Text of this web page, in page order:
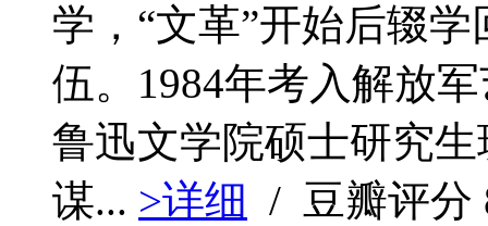
学，“文革”开始后辍
伍。1984年考入解放
鲁迅文学院硕士研究
谋... >详细 / 豆瓣评分